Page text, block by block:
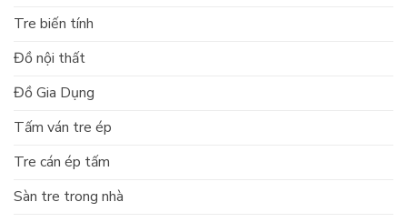
Tre biến tính
Đồ nội thất
Đồ Gia Dụng
Tấm ván tre ép
Tre cán ép tấm
Sàn tre trong nhà